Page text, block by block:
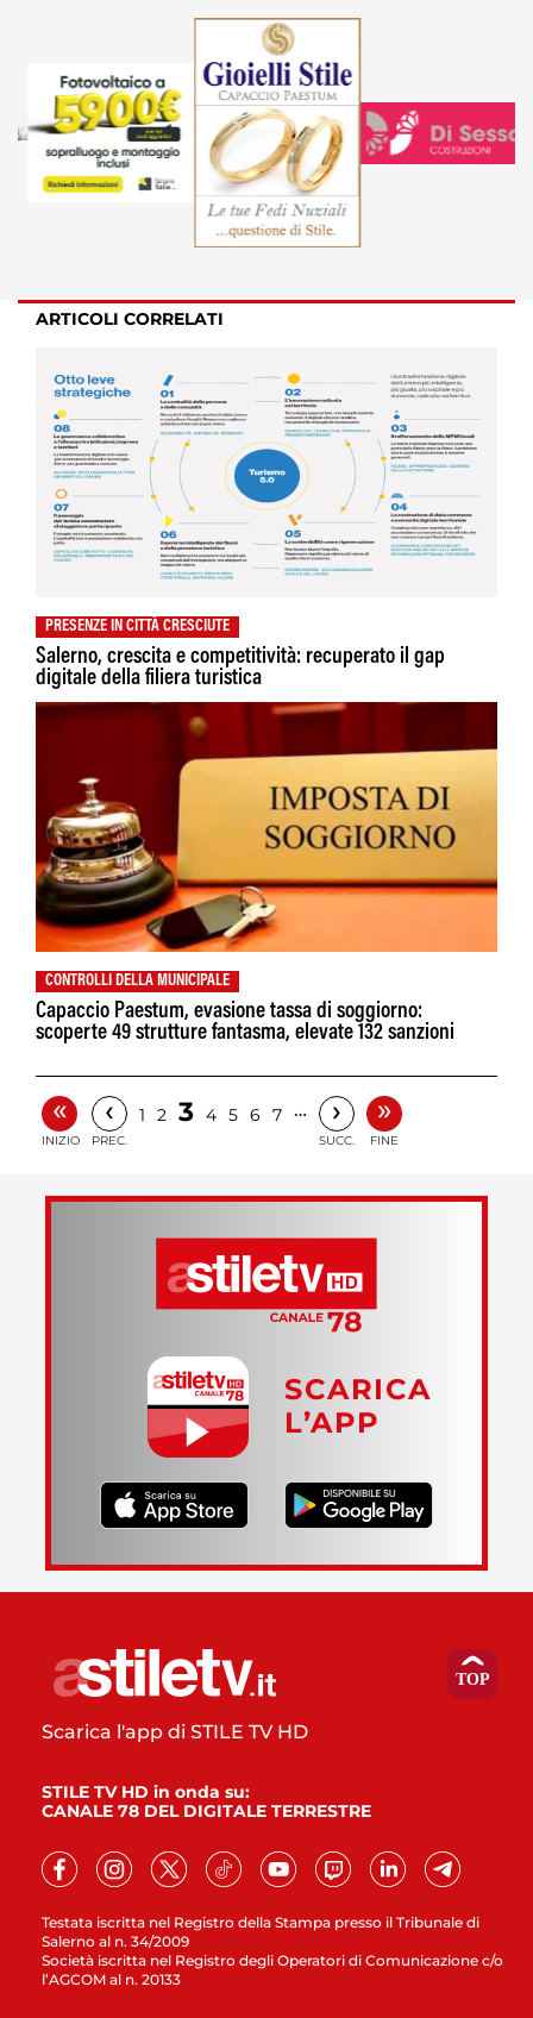
ARTICOLI CORRELATI
PRESENZE IN CITTÀ CRESCIUTE
Salerno, crescita e competitività: recuperato il gap
digitale della filiera turistica
CONTROLLI DELLA MUNICIPALE
Capaccio Paestum, evasione tassa di soggiorno:
scoperte 49 strutture fantasma, elevate 132 sanzioni
«
INIZIO
‹
PREC.
1 2 3 4 5 6 7 … ›
SUCC.
»
FINE
SCARICA
L’APP
Testata iscritta nel Registro della Stampa presso il Tribunale di
Salerno al n. 34/2009
Società iscritta nel Registro degli Operatori di Comunicazione c/o
l’AGCOM al n. 20133
Scarica l'app di STILE TV HD
STILE TV HD in onda su:
CANALE 78 DEL DIGITALE TERRESTRE